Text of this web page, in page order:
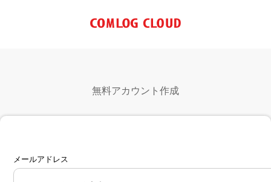
無料アカウント作成
メールアドレス